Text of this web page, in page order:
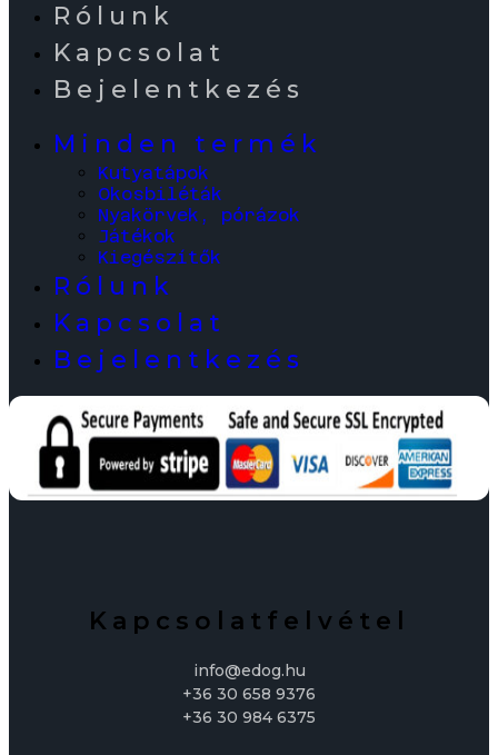
Rólunk
Kapcsolat
Bejelentkezés
Minden termék
Kutyatápok
Okosbiléták
Nyakörvek, pórázok
Játékok
Kiegészítők
Rólunk
Kapcsolat
Bejelentkezés
Kapcsolatfelvétel
info@edog.hu
+36 30 658 9376
+36 30 984 6375